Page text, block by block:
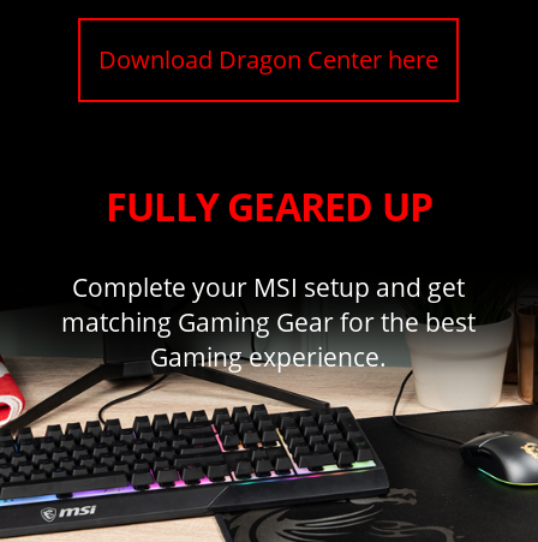
Download Dragon Center here
FULLY GEARED UP
Complete your MSI setup and get
matching Gaming Gear for the best
Gaming experience.